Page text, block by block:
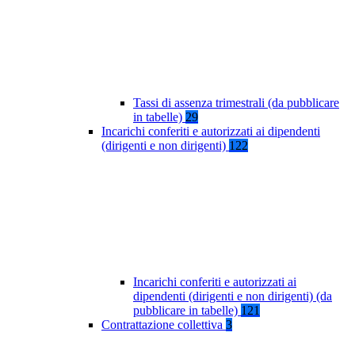
Tassi di assenza trimestrali (da pubblicare
in tabelle) 29
Incarichi conferiti e autorizzati ai dipendenti
(dirigenti e non dirigenti) 122
Incarichi conferiti e autorizzati ai
dipendenti (dirigenti e non dirigenti) (da
pubblicare in tabelle) 121
Contrattazione collettiva 3